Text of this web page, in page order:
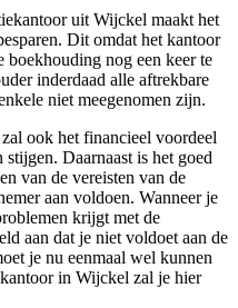
uit Wijckel maakt het
Dit omdat het kantoor
boekhouding nog een keer te
inderdaad alle aftrekbare
niet meegenomen zijn.
ook het financieel voordeel
Daarnaast is het goed
van de vereisten van de
aan voldoen. Wanneer je
krijgt met de
aan dat je niet voldoet aan de
je nu eenmaal wel kunnen
in Wijckel zal je hier